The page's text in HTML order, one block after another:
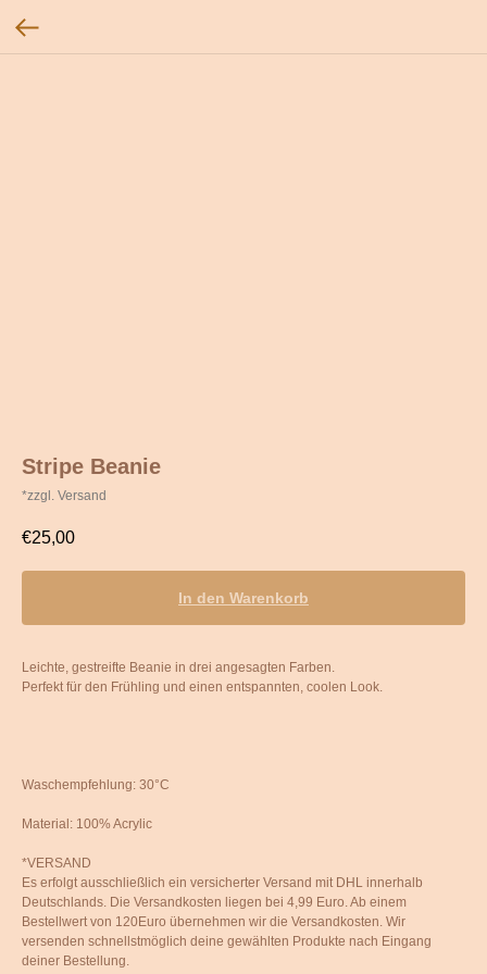
Stripe Beanie
*zzgl. Versand
€25,00
In den Warenkorb
Leichte, gestreifte Beanie in drei angesagten Farben.
Perfekt für den Frühling und einen entspannten, coolen Look.
Waschempfehlung: 30°C
Material: 100% Acrylic
*VERSAND
Es erfolgt ausschließlich ein versicherter Versand mit DHL innerhalb
Deutschlands. Die Versandkosten liegen bei 4,99 Euro. Ab einem
Bestellwert von 120Euro übernehmen wir die Versandkosten. Wir
versenden schnellstmöglich deine gewählten Produkte nach Eingang
deiner Bestellung.